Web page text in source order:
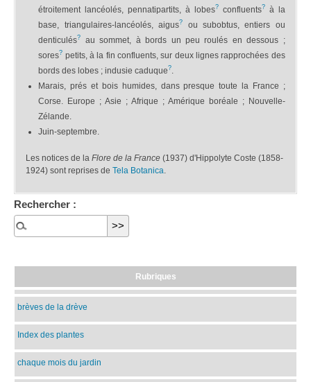
étroitement lancéolés, pennatipartits, à lobes? confluents? à la
base, triangulaires-lancéolés, aigus?
ou subobtus, entiers ou
denticulés?
au sommet, à bords un peu roulés en dessous ;
sores? petits, à la fin confluents, sur deux lignes rapprochées des
bords des lobes ; indusie caduque?
Marais, prés et bois humides, dans presque toute la France ;
Corse. Europe ; Asie ; Afrique ; Amérique boréale ; Nouvelle-
Zélande.
Juin-septembre.
Les notices de laFlore de la France (1937) d'Hippolyte Coste (1858-
1924) sont reprises deTela Botanica.
Rechercher :
Rubriques
brèves de la drève
Index des plantes
chaque mois du jardin